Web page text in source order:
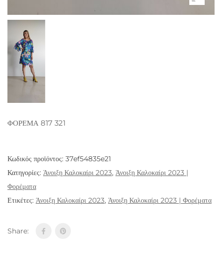
ΦΟΡΕΜΑ 817 321
Κωδικός προϊόντος: 37ef54835e21
Κατηγορίες: Άνοιξη Καλοκαίρι 2023, Άνοιξη Καλοκαίρι 2023 |
Φορέματα
Ετικέτες: Άνοιξη Καλοκαίρι 2023, Άνοιξη Καλοκαίρι 2023 | Φορέματα
Share: